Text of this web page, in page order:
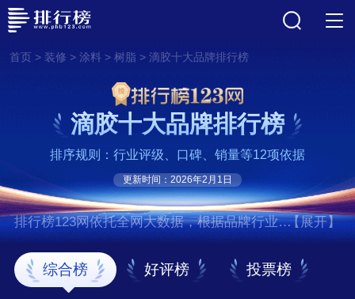
首页> 装修 > 涂料> 树脂 > 滴胶十大品牌排行榜
滴胶十大品牌排行榜
排序规则：行业评级、口碑、销量等12项依据
更新时间：2026年2月1日
排行榜123网依托全网大数据，根据品牌行业评
级、口碑、销量等12项指标依据，评选出了滴
胶十大品牌排行榜，前十名分别是利施邦、奥
斯邦/AUSBOND、卡速特、3M、金斯邦/ergo、
【展开】
综合榜 好评榜 投票榜